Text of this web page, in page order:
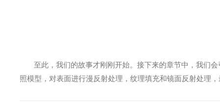
至此，我们的故事才刚刚开始。接下来的章节中，我们
照模型，对表面进行漫反射处理，纹理填充和镜面反射处理